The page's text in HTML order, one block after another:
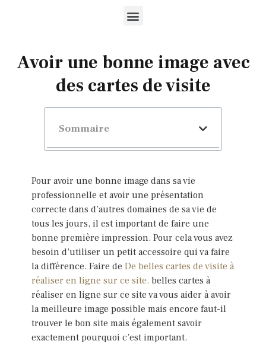
Avoir une bonne image avec
des cartes de visite
Sommaire
Pour avoir une bonne image dans sa vie
professionnelle et avoir une présentation
correcte dans d’autres domaines de sa vie de
tous les jours, il est important de faire une
bonne première impression. Pour cela vous avez
besoin d’utiliser un petit accessoire qui va faire
la différence. Faire de De belles cartes de visite à
réaliser en ligne sur ce site. belles cartes à
réaliser en ligne sur ce site va vous aider à avoir
la meilleure image possible mais encore faut-il
trouver le bon site mais également savoir
exactement pourquoi c’est important.